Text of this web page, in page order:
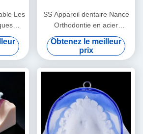
Les
clair
SS Appareil dentaire Nance
Orthodontie en acier
inoxydable Appareil dentaire
Nance
Obtenez le meilleur
prix